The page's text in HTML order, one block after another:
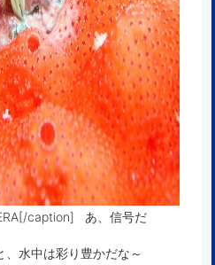
caption] あ、信号だ
、水中は彩り豊かだな～